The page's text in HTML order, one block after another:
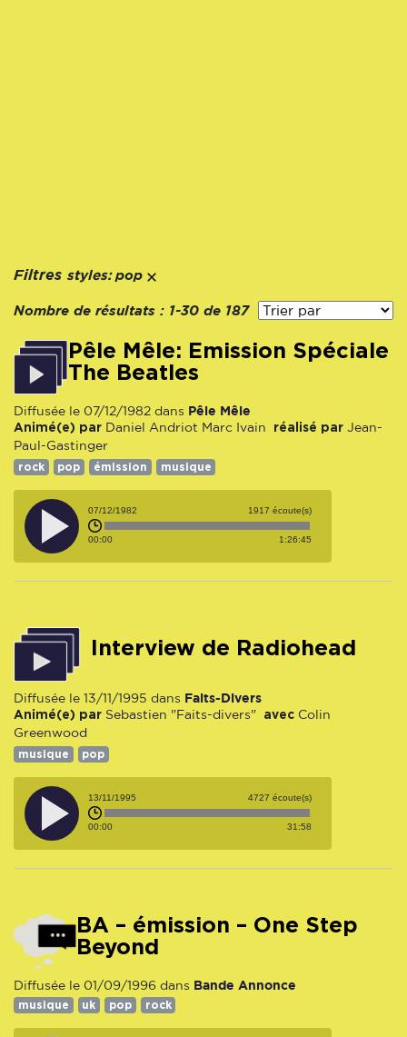
Filtres styles: pop
Nombre de résultats : 1-30 de 187
Pêle Mêle: Emission Spéciale
The Beatles
Diffusée le 07/12/1982 dans Pêle Mêle
Animé(e) par Daniel Andriot Marc Ivain réalisé par
Jean-
Paul-Gastinger
rock pop émission musique
07/12/1982 1917 écoute(s)
00:00 1:26:45
Interview de Radiohead
Diffusée le 13/11/1995 dans Faits-Divers
Animé(e) par Sebastien "Faits-divers" avec Colin
Greenwood
musique pop
13/11/1995 4727 écoute(s)
00:00 31:58
BA – émission – One Step
Beyond
Diffusée le 01/09/1996 dans Bande Annonce
musique uk pop rock